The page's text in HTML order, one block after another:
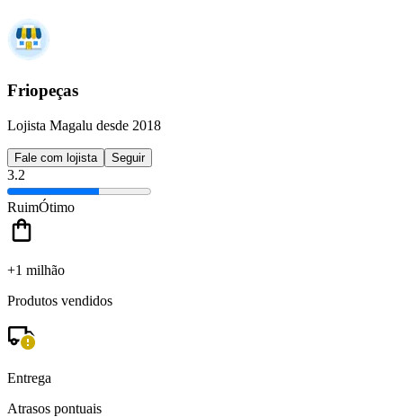
Friopeças
Lojista Magalu desde 2018
Fale com lojista Seguir
3.2
RuimÓtimo
+1 milhão
Produtos vendidos
Entrega
Atrasos pontuais